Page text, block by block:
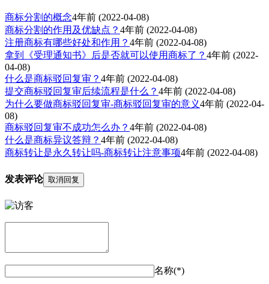
商标分割的概念4年前 (2022-04-08)
商标分割的作用及优缺点？ 4年前 (2022-04-08)
注册商标有哪些好处和作用？ 4年前 (2022-04-08)
拿到《受理通知书》后是否就可以使用商标了？ 4年前 (2022-
04-08)
什么是商标驳回复审？ 4年前 (2022-04-08)
提交商标驳回复审后续流程是什么？ 4年前 (2022-04-08)
为什么要做商标驳回复审-商标驳回复审的意义4年前 (2022-04-
08)
商标驳回复审不成功怎么办？ 4年前 (2022-04-08)
什么是商标异议答辩？ 4年前 (2022-04-08)
商标转让是永久转让吗-商标转让注意事项4年前 (2022-04-08)
发表评论 取消回复
名称(*)